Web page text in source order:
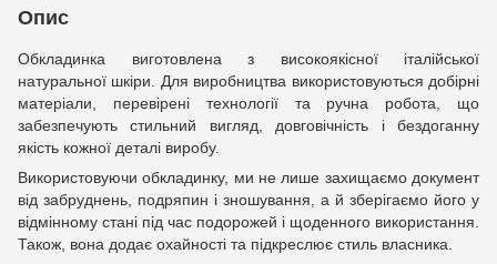
Опис
Обкладинка виготовлена з високоякісної італійської
натуральної шкіри. Для виробництва використовуються добірні
матеріали, перевірені технології та ручна робота, що
забезпечують стильний вигляд, довговічність і бездоганну
якість кожної деталі виробу.
Використовуючи обкладинку, ми не лише захищаємо документ
від забруднень, подряпин і зношування, а й зберігаємо його у
відмінному стані під час подорожей і щоденного використання.
Також, вона додає охайності та підкреслює стиль власника.